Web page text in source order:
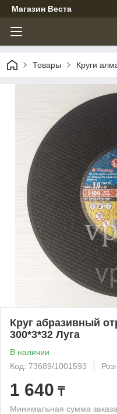
Магазин Веста
Товары Круги
Круг абразивный
300*3*32 Луга
В наличии
Код: 73689/1001593
1 640 ₸
Минимальная сумма